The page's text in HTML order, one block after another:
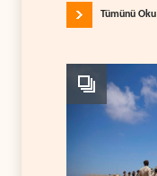
Tümünü Oku